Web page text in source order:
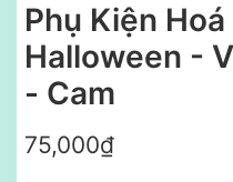
Phụ Kiện
Halloween -
- Cam
75,000₫